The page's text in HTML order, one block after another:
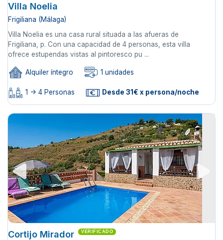
Villa Noelia
Frigiliana (Málaga)
Villa Noelia es una casa rural situada a las afueras de
Frigiliana, p. Con una capacidad de 4 personas, esta villa
ofrece estupendas vistas al pintoresco pu ...
Alquiler íntegro 1 unidades
1 -> 4 Personas Desde 31€ x persona/noche
Cortijo Mirador VERIFICADO